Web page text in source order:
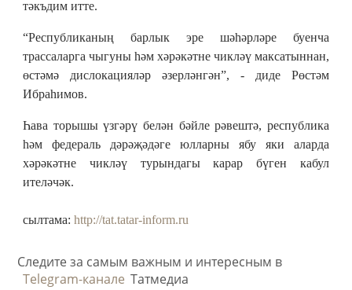
тәкъдим итте.
“Республиканың барлык эре шәһәрләре буенча
трассаларга чыгуны һәм хәрәкәтне чикләү максатыннан,
өстәмә дислокацияләр әзерләнгән”, - диде Рөстәм
Ибраһимов.
Һава торышы үзгәрү белән бәйле рәвештә, республика
һәм федераль дәрәҗәдәге юлларны ябу яки аларда
хәрәкәтне чикләү турындагы карар бүген кабул
ителәчәк.
сылтама: http://tat.tatar-inform.ru
Следите за самым важным и интересным в
Telegram-канале Татмедиа